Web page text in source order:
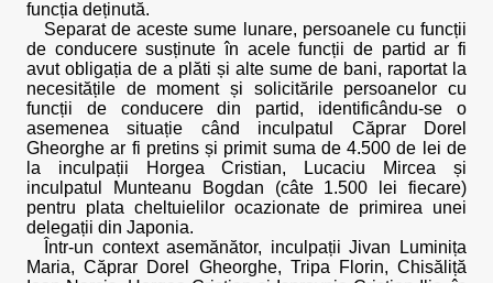
funcția deținută.
Separat de aceste sume lunare, persoanele cu funcții
de conducere susținute în acele funcții de partid ar fi
avut obligația de a plăti și alte sume de bani, raportat la
necesitățile de moment și solicitările persoanelor cu
funcții de conducere din partid, identificându-se o
asemenea situație când inculpatul Căprar Dorel
Gheorghe ar fi pretins și primit suma de 4.500 de lei de
la inculpații Horgea Cristian, Lucaciu Mircea și
inculpatul Munteanu Bogdan (câte 1.500 lei fiecare)
pentru plata cheltuielilor ocazionate de primirea unei
delegații din Japonia.
Într-un context asemănător, inculpații Jivan Luminița
Maria, Căprar Dorel Gheorghe, Tripa Florin, Chisăliță